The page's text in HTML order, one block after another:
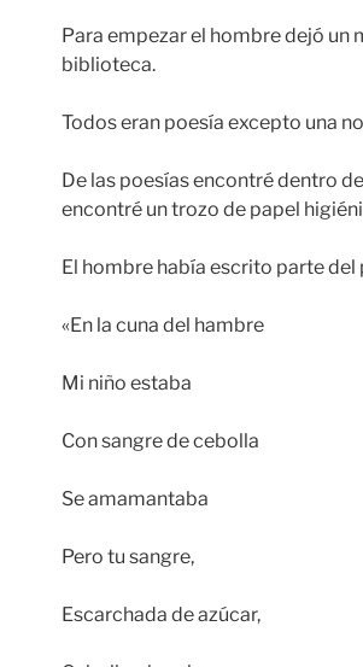
Para empezar el hombre dejó un
biblioteca.
Todos eran poesía excepto una
De las poesías encontré dentro
encontré un trozo de papel
El hombre había escrito parte del
«En la cuna del hambre
Mi niño estaba
Con sangre de cebolla
Se amamantaba
Pero tu sangre,
Escarchada de azúcar,